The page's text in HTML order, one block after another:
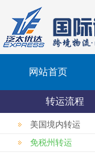
网站首页
转运流程
美国境内转运
免税州转运